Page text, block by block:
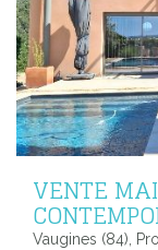
VENTE
Vaugines (84),